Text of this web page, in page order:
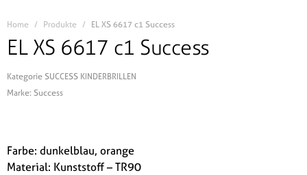
Home Produkte EL XS 6617 c1 Success
EL XS 6617 c1 Success
KategorieSUCCESS KINDERBRILLEN
Marke:Success
Farbe: dunkelblau, orange
Material: Kunststoff – TR90